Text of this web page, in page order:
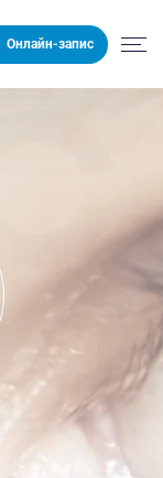
Онлайн-запис